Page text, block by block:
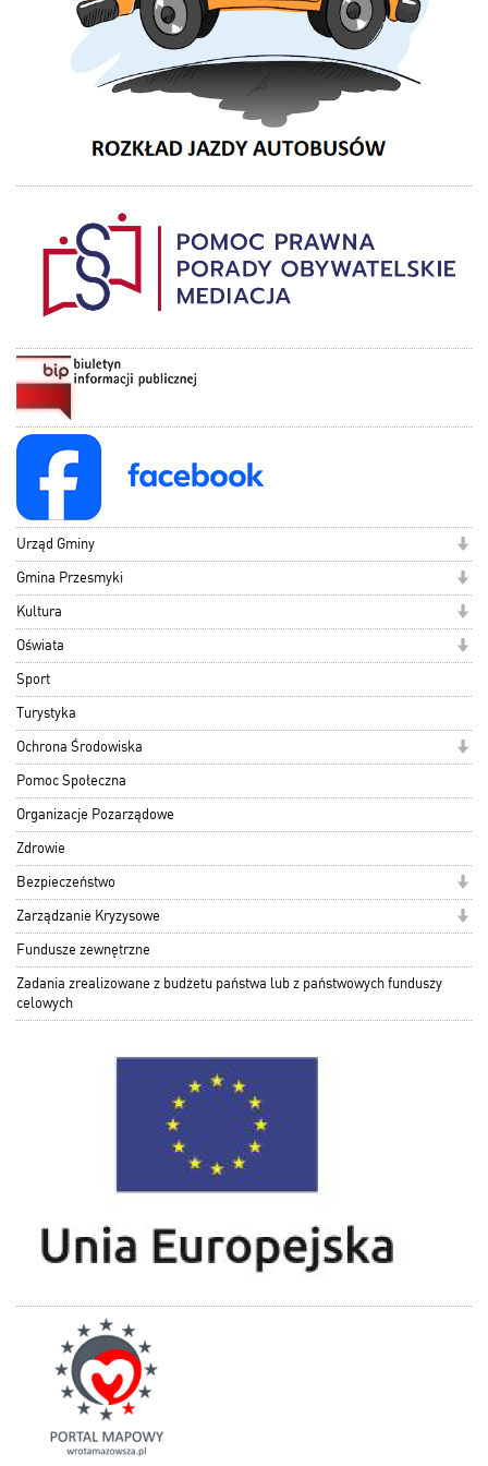
Urząd Gminy
Gmina Przesmyki
Kultura
Oświata
Sport
Turystyka
Ochrona Środowiska
Pomoc Społeczna
Organizacje Pozarządowe
Zdrowie
Bezpieczeństwo
Zarządzanie Kryzysowe
Fundusze zewnętrzne
Zadania zrealizowane z budżetu państwa lub z państwowych funduszy
celowych